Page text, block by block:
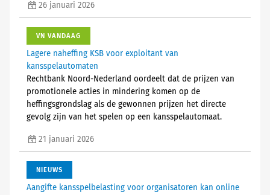
26 januari 2026
VN VANDAAG
Lagere naheffing KSB voor exploitant van
kansspelautomaten
Rechtbank Noord-Nederland oordeelt dat de prijzen van
promotionele acties in mindering komen op de
heffingsgrondslag als de gewonnen prijzen het directe
gevolg zijn van het spelen op een kansspelautomaat.
21 januari 2026
NIEUWS
Aangifte kansspelbelasting voor organisatoren kan online